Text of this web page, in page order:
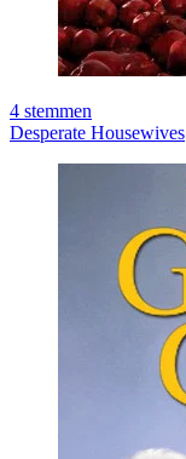
4 stemmen
Desperate Housewives